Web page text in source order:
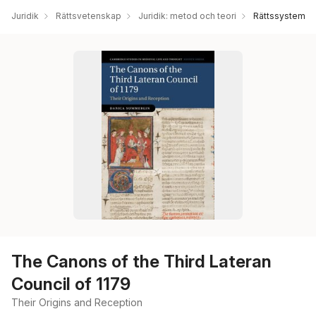
Juridik Rättsvetenskap Juridik: metod och teori Rättssystem
The Canons of the Third Lateran
Council of 1179
Their Origins and Reception